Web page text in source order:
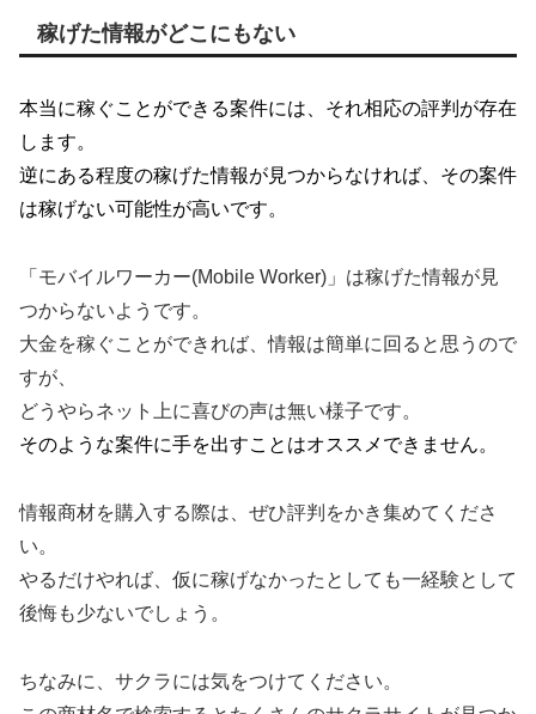
稼げた情報がどこにもない
本当に稼ぐことができる案件には、それ相応の評判が存在
します。
逆にある程度の稼げた情報が見つからなければ、 その案件
は稼げない可能性が高いです。
「モバイルワーカー(Mobile Worker)」は稼げた情報が見
つからないようです。
大金を稼ぐことができれば、情報は簡単に回ると思うので
すが、
どうやらネット上に喜びの声は無い様子です。
そのような案件に手を出すことはオススメできません。
情報商材を購入する際は、ぜひ評判をかき集めてくださ
い。
やるだけやれば、仮に稼げなかったとしても一経験として
後悔も少ないでしょう。
ちなみに、サクラには気をつけてください。